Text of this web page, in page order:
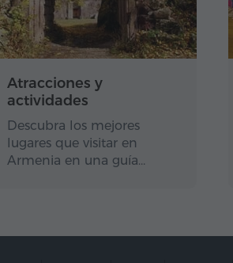
Atracciones y
actividades
Descubra los mejores
lugares que visitar en
Armenia en una guía…